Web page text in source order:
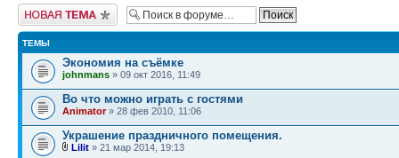
Новая тема
ТЕМЫ
Экономия на съёмке
johnmans » 09 окт 2016, 11:49
Во что можно играть с гостями
Animator» 28 фев 2010, 11:06
Украшение праздничного помещения.
Lilit » 21 мар 2014, 19:13